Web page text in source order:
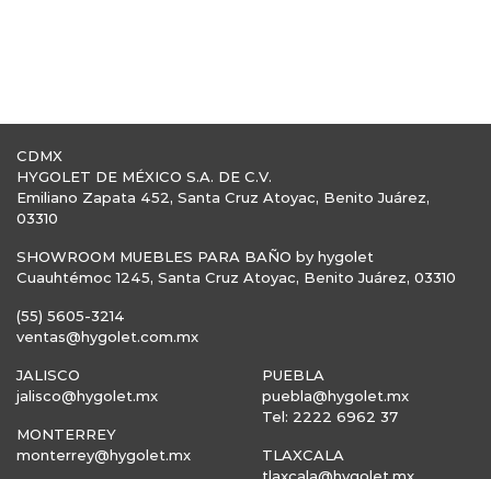
CDMX
HYGOLET DE MÉXICO S.A. DE C.V.
Emiliano Zapata 452, Santa Cruz Atoyac, Benito Juárez,
03310
SHOWROOM MUEBLES PARA BAÑO by hygolet
Cuauhtémoc 1245, Santa Cruz Atoyac, Benito Juárez, 03310
(55) 5605-3214
ventas@hygolet.com.mx
JALISCO
jalisco@hygolet.mx
MONTERREY
monterrey@hygolet.mx
PUEBLA
puebla@hygolet.mx
Tel: 2222 6962 37
TLAXCALA